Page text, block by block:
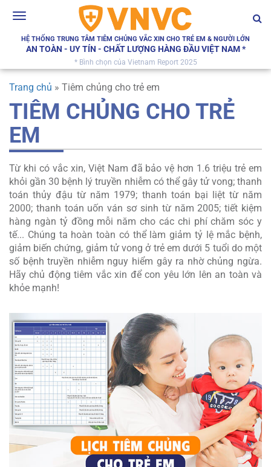
Toggle
HỆ THỐNG TRUNG TÂM TIÊM CHỦNG VẮC XIN CHO TRẺ EM & NGƯỜI LỚN
AN TOÀN - UY TÍN - CHẤT LƯỢNG HÀNG ĐẦU VIỆT NAM *
* Bình chọn của Vietnam Report 2025
Trang chủ » Tiêm chủng cho trẻ em
TIÊM CHỦNG CHO TRẺ
EM
Từ khi có vắc xin, Việt Nam đã bảo vệ hơn 1.6 triệu trẻ em
khỏi gần 30 bệnh lý truyền nhiễm có thể gây tử vong; thanh
toán thủy đậu từ năm 1979; thanh toán bại liệt từ năm
2000; thanh toán uốn ván sơ sinh từ năm 2005; tiết kiệm
hàng ngàn tỷ đồng mỗi năm cho các chi phí chăm sóc y
tế... Chúng ta hoàn toàn có thể làm giảm tỷ lệ mắc bệnh,
giảm biến chứng, giảm tử vong ở trẻ em dưới 5 tuổi do một
số bệnh truyền nhiễm nguy hiểm gây ra nhờ chủng ngừa.
Hãy chủ động tiêm vắc xin để con yêu lớn lên an toàn và
khỏe mạnh!